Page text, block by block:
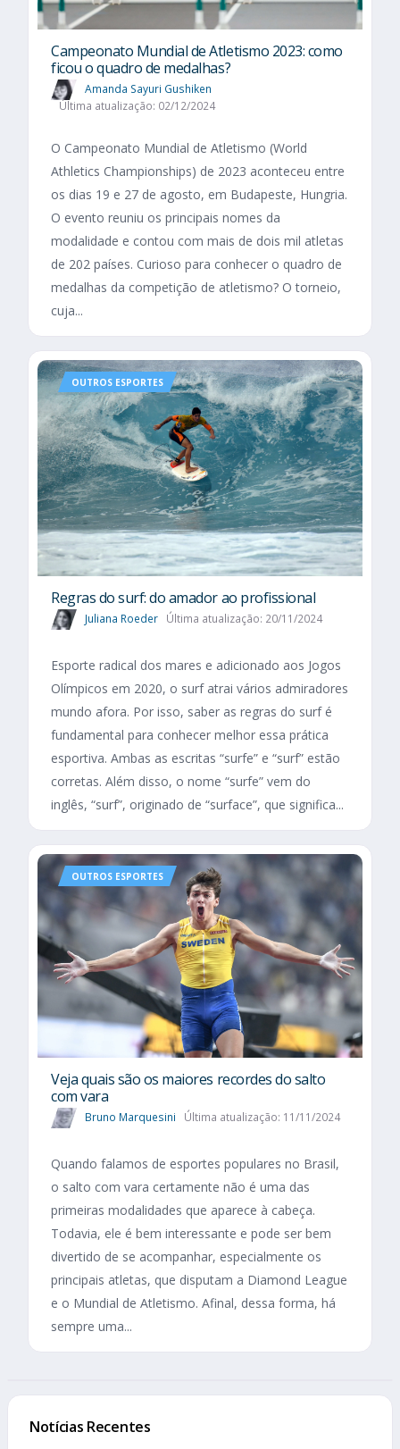
Campeonato Mundial de Atletismo 2023: como
ficou o quadro de medalhas?
Amanda Sayuri Gushiken
Última atualização: 02/12/2024
O Campeonato Mundial de Atletismo (World
Athletics Championships) de 2023 aconteceu entre
os dias 19 e 27 de agosto, em Budapeste, Hungria.
O evento reuniu os principais nomes da
modalidade e contou com mais de dois mil atletas
de 202 países. Curioso para conhecer o quadro de
medalhas da competição de atletismo? O torneio,
cuja...
OUTROS ESPORTES
Regras do surf: do amador ao profissional
Juliana Roeder Última atualização: 20/11/2024
Esporte radical dos mares e adicionado aos Jogos
Olímpicos em 2020, o surf atrai vários admiradores
mundo afora. Por isso, saber as regras do surf é
fundamental para conhecer melhor essa prática
esportiva. Ambas as escritas “surfe” e “surf” estão
corretas. Além disso, o nome “surfe” vem do
inglês, “surf”, originado de “surface”, que significa...
OUTROS ESPORTES
Veja quais são os maiores recordes do salto
com vara
Bruno Marquesini Última atualização: 11/11/2024
Quando falamos de esportes populares no Brasil,
o salto com vara certamente não é uma das
primeiras modalidades que aparece à cabeça.
Todavia, ele é bem interessante e pode ser bem
divertido de se acompanhar, especialmente os
principais atletas, que disputam a Diamond League
e o Mundial de Atletismo. Afinal, dessa forma, há
sempre uma...
Notícias Recentes